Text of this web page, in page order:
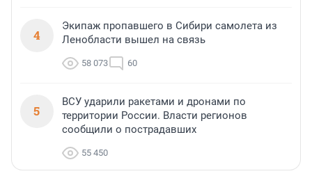
4
Экипаж пропавшего в Сибири самолета из
Ленобласти вышел на связь
58 073 60
5
ВСУ ударили ракетами и дронами по
территории России. Власти регионов
сообщили о пострадавших
55 450